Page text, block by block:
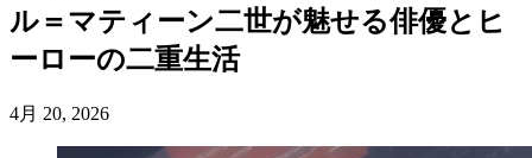
ル＝マティーン二世が魅せる俳優とヒ
ーローの二重生活
4月 20, 2026